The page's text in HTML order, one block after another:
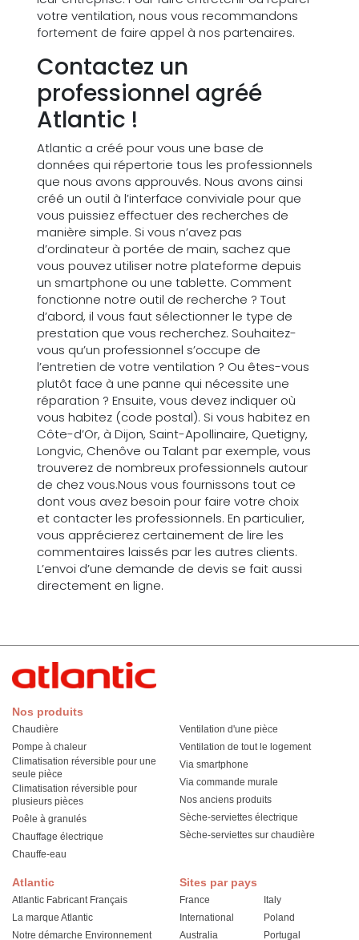
votre ventilation, nous vous recommandons
fortement de faire appel à nos partenaires.
Contactez un
professionnel agréé
Atlantic !
Atlantic a créé pour vous une base de
données qui répertorie tous les professionnels
que nous avons approuvés. Nous avons ainsi
créé un outil à l’interface conviviale pour que
vous puissiez effectuer des recherches de
manière simple. Si vous n’avez pas
d’ordinateur à portée de main, sachez que
vous pouvez utiliser notre plateforme depuis
un smartphone ou une tablette. Comment
fonctionne notre outil de recherche ? Tout
d’abord, il vous faut sélectionner le type de
prestation que vous recherchez. Souhaitez-
vous qu’un professionnel s’occupe de
l’entretien de votre ventilation ? Ou êtes-vous
plutôt face à une panne qui nécessite une
réparation ? Ensuite, vous devez indiquer où
vous habitez (code postal). Si vous habitez en
Côte-d’Or, à Dijon, Saint-Apollinaire, Quetigny,
Longvic, Chenôve ou Talant par exemple, vous
trouverez de nombreux professionnels autour
de chez vous.Nous vous fournissons tout ce
dont vous avez besoin pour faire votre choix
et contacter les professionnels. En particulier,
vous apprécierez certainement de lire les
commentaires laissés par les autres clients.
L’envoi d’une demande de devis se fait aussi
directement en ligne.
Atlantic
Atlantic Fabricant Français
La marque Atlantic
Notre démarche Environnement
Nos produits
Chaudière
Pompe à chaleur
Climatisation réversible pour une
seule pièce
Climatisation réversible pour
plusieurs pièces
Poêle à granulés
Chauffage électrique
Chauffe-eau
Ventilation d'une pièce
Ventilation de tout le logement
Via smartphone
Via commande murale
Nos anciens produits
Sèche-serviettes électrique
Sèche-serviettes sur chaudière
Sites par pays
France
International
Australia
Italy
Poland
Portugal